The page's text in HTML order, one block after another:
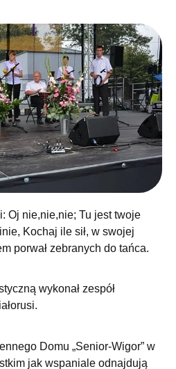
Oj nie,nie,nie; Tu jest twoje
Kochaj ile sił, w swojej
porwał zebranych do tańca.
wykonał zespół
Domu „Senior-Wigor” w
jak wspaniale odnajdują